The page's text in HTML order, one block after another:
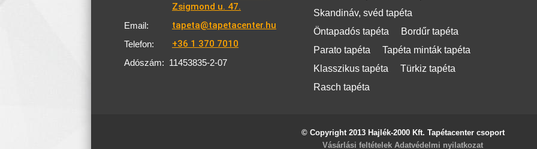
Zsigmond u. 47.
Email: tapeta@tapetacenter.hu
Telefon: +36 1 370 7010
Adószám: 11453835-2-07
Skandináv, svéd tapéta
Öntapadós tapéta
Bordűr tapéta
Parato tapéta
Tapéta minták tapéta
Klasszikus tapéta
Türkiz tapéta
Rasch tapéta
© Copyright 2013 Hajlék-2000 Kft. Tapétacenter csoport
Vásárlási feltételek Adatvédelmi nyilatkozat